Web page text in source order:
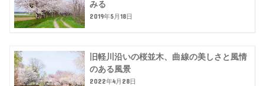
みる
2019年5月18日
旧軽川沿いの桜並木、曲線の美しさと風情
のある風景
2022年4月28日